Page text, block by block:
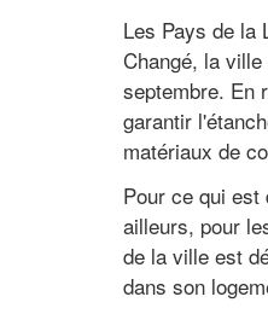
Les Pays de la
Changé, la
septembre. En
garantir
matériaux de
Pour ce qui
ailleurs, pour
de la ville est
dans son